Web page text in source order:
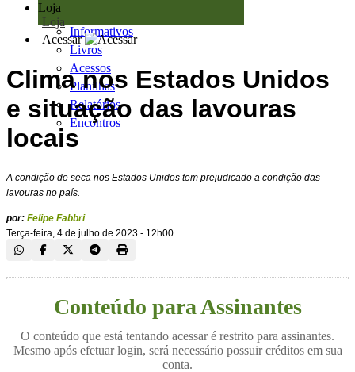
Loja
Loja
Informativos
Livros
Acessos
Planilhas
Relatórios
Encontros
Acessar
Clima nos Estados Unidos
e situação das lavouras
locais
A condição de seca nos Estados Unidos tem prejudicado a condição das
lavouras no país.
por: Felipe Fabbri
Terça-feira, 4 de julho de 2023 - 12h00
Conteúdo para Assinantes
O conteúdo que está tentando acessar é restrito para assinantes.
Mesmo após efetuar login, será necessário possuir créditos em sua
conta.